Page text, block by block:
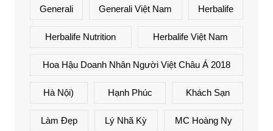
Generali Generali Việt Nam Herbalife
Herbalife Nutrition Herbalife Việt Nam
Hoa Hậu Doanh Nhân Người Việt Châu Á 2018
Hà Nội) Hạnh Phúc Khách Sạn
Làm Đẹp Lý Nhã Kỳ MC Hoàng Ny